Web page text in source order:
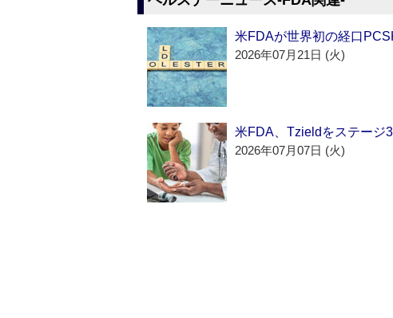
米FDAが世界初の経口
2026年07月21日 (火)
米FDA、Tzieldをステージ
2026年07月07日 (火)